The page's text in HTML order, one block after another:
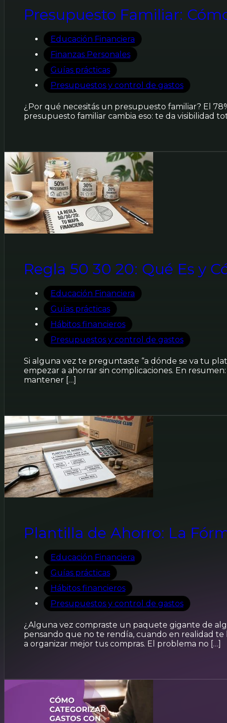
Presupuesto Familiar:
Educación Financiera
Finanzas Personales
Guías prácticas
Presupuestos y control de gastos
¿Por qué necesitás un presupuesto familiar? El
presupuesto familiar cambia eso: te da visibilidad
Regla 50 30 20: Qué Es y
Educación Financiera
Guías prácticas
Hábitos financieros
Presupuestos y control de gastos
Si alguna vez te preguntaste “a dónde se va tu
empezar a ahorrar sin complicaciones. En
mantener […]
Plantilla de Ahorro: La
Educación Financiera
Guías prácticas
Hábitos financieros
Presupuestos y control de gastos
¿Alguna vez compraste un paquete gigante de
pensando que no te rendía, cuando en realidad
a organizar mejor tus compras. El problema no […]